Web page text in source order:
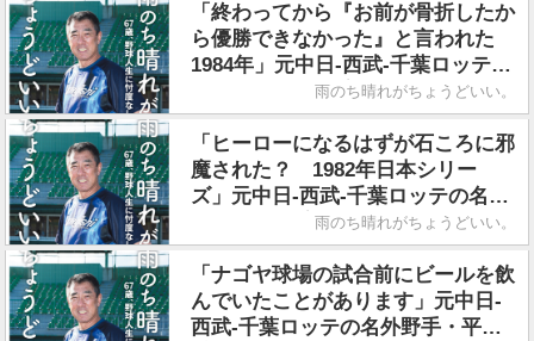
い。』
「終わってから『お前が骨折したか
ら優勝できなかった』と言われた
1984年」元中日-西武-千葉ロッテの
名外野手・平野謙さん／著書『雨の
ち晴れがちょうどいい。』
雨のち晴れがちょうどいい。
「ヒーローになるはずが石ころに邪
魔された？ 1982年日本シリー
ズ」元中日-西武-千葉ロッテの名外
野手・平野謙さん/著書『雨のち晴
れがちょうどいい。』
雨のち晴れがちょうどいい。
「ナゴヤ球場の試合前にビールを飲
んでいたことがあります」元中日-
西武-千葉ロッテの名外野手・平野